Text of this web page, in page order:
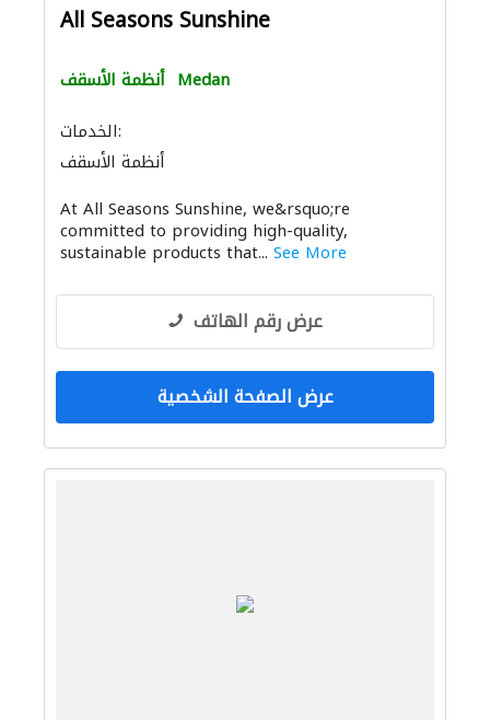
All Seasons Sunshine
أنظمة الأسقف Medan
الخدمات:
أنظمة الأسقف
At All Seasons Sunshine, we&rsquo;re
committed to providing high-quality,
sustainable products that... See More
عرض رقم الهاتف
عرض الصفحة الشخصية